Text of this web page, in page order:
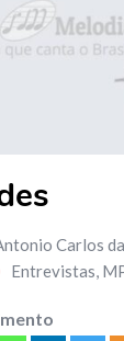
Carlos
Entrevistas,